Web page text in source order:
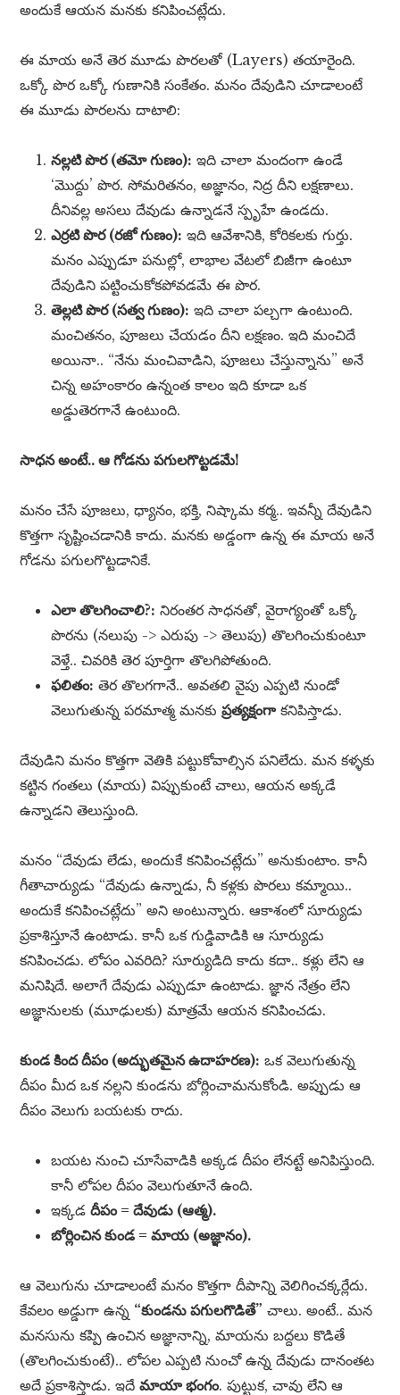
అందుకే ఆయన మనకు కనిపించట్లేదు.
ఈ మాయ అనే తెర మూడు పొరలతో (Layers) తయారైంది.
ఒక్కో పొర ఒక్కో గుణానికి సంకేతం. మనం దేవుడిని చూడాలంటే
ఈ మూడు పొరలను దాటాలి:
నల్లటి పొర (తమో గుణం): ఇది చాలా మందంగా ఉండే
‘మొద్దు’ పొర. సోమరితనం, అజ్ఞానం, నిద్ర దీని లక్షణాలు.
దీనివల్ల అసలు దేవుడు ఉన్నాడనే స్పృహే ఉండదు.
ఎర్రటి పొర (రజో గుణం): ఇది ఆవేశానికి, కోరికలకు గుర్తు.
మనం ఎప్పుడూ పనుల్లో, లాభాల వేటలో బిజీగా ఉంటూ
దేవుడిని పట్టించుకోకపోవడమే ఈ పొర.
తెల్లటి పొర (సత్వ గుణం): ఇది చాలా పల్చగా ఉంటుంది.
మంచితనం, పూజలు చేయడం దీని లక్షణం. ఇది మంచిదే
అయినా.. “నేను మంచివాడిని, పూజలు చేస్తున్నాను” అనే
చిన్న అహంకారం ఉన్నంత కాలం ఇది కూడా ఒక
అడ్డుతెరగానే ఉంటుంది.
సాధన అంటే.. ఆ గోడను పగులగొట్టడమే!
మనం చేసే పూజలు, ధ్యానం, భక్తి, నిష్కామ కర్మ.. ఇవన్నీ దేవుడిని
కొత్తగా సృష్టించడానికి కాదు. మనకు అడ్డంగా ఉన్న ఈ మాయ అనే
గోడను పగులగొట్టడానికే.
ఎలా తొలగించాలి?: నిరంతర సాధనతో, వైరాగ్యంతో ఒక్కో
పొరను (నలుపు -> ఎరుపు -> తెలుపు) తొలగించుకుంటూ
వెళ్తే.. చివరికి తెర పూర్తిగా తొలగిపోతుంది.
ఫలితం: తెర తొలగగానే.. అవతలి వైపు ఎప్పటి నుండో
వెలుగుతున్న పరమాత్మ మనకుప్రత్యక్షంగా కనిపిస్తాడు.
దేవుడిని మనం కొత్తగా వెతికి పట్టుకోవాల్సిన పనిలేదు. మన కళ్ళకు
కట్టిన గంతలు (మాయ) విప్పుకుంటే చాలు, ఆయన అక్కడే
ఉన్నాడని తెలుస్తుంది.
మనం “దేవుడు లేడు, అందుకే కనిపించట్లేదు” అనుకుంటాం. కానీ
గీతాచార్యుడు “దేవుడు ఉన్నాడు, నీ కళ్లకు పొరలు కమ్మాయి..
అందుకే కనిపించట్లేదు” అని అంటున్నారు. ఆకాశంలో సూర్యుడు
ప్రకాశిస్తూనే ఉంటాడు. కానీ ఒక గుడ్డివాడికి ఆ సూర్యుడు
కనిపించడు. లోపం ఎవరిది? సూర్యుడిది కాదు కదా.. కళ్లు లేని ఆ
మనిషిదే. అలాగే దేవుడు ఎప్పుడూ ఉంటాడు. జ్ఞాన నేత్రం లేని
అజ్ఞానులకు (మూఢులకు) మాత్రమే ఆయన కనిపించడు.
కుండ కింద దీపం (అద్భుతమైన ఉదాహరణ): ఒక వెలుగుతున్న
దీపం మీద ఒక నల్లని కుండను బోర్లించామనుకోండి. అప్పుడు ఆ
దీపం వెలుగు బయటకు రాదు.
బయట నుంచి చూసేవాడికి అక్కడ దీపం లేనట్టే అనిపిస్తుంది.
కానీ లోపల దీపం వెలుగుతూనే ఉంది.
ఇక్కడదీపం = దేవుడు (ఆత్మ).
బోర్లించిన కుండ = మాయ (అజ్ఞానం).
ఆ వెలుగును చూడాలంటే మనం కొత్తగా దీపాన్ని వెలిగించక్కర్లేదు.
కేవలం అడ్డుగా ఉన్న “కుండను పగులగొడితే” చాలు. అంటే.. మన
మనసును కప్పి ఉంచిన అజ్ఞానాన్ని, మాయను బద్దలు కొడితే
(తొలగించుకుంటే).. లోపల ఎప్పటి నుంచో ఉన్న దేవుడు దానంతట
అదే ప్రకాశిస్తాడు. ఇదేమాయా భంగం. పుట్టుక, చావు లేని ఆ